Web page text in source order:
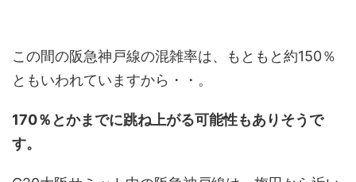
この間の阪急神戸線の混雑率は、もともと約150％
ともいわれていますから・・。
170％とかまでに跳ね上がる可能性もありそうで
す。